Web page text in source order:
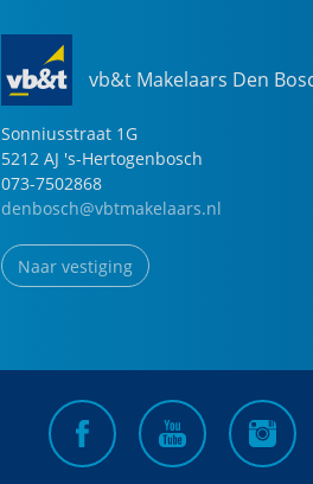
vb&t Makelaars Den
Sonniusstraat 1G
5212 AJ 's-Hertogenbosch
073-7502868
denbosch@vbtmakelaars.nl
Naar vestiging